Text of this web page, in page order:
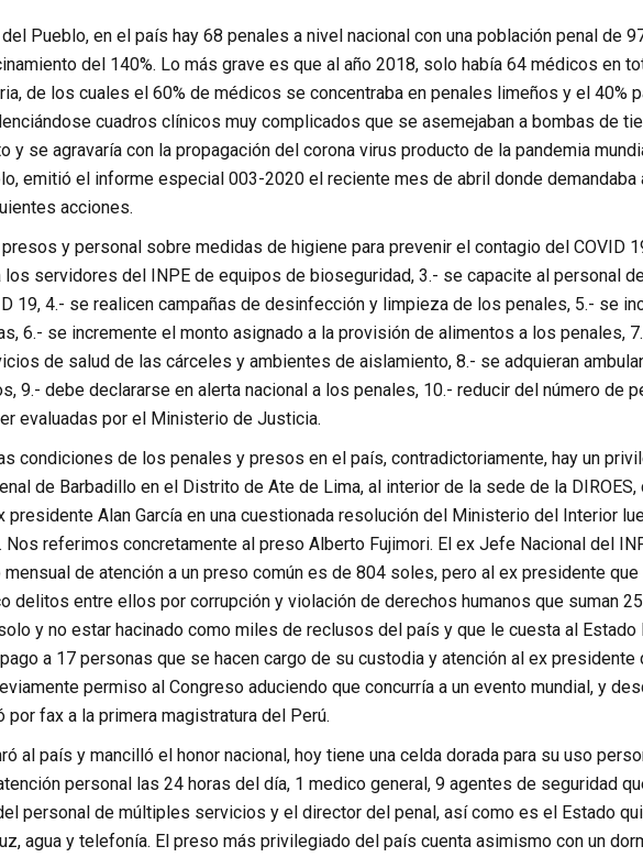
Pueblo, en el país hay 68 penales a nivel nacional con una población penal de
del 140%. Lo más grave es que al año 2018, solo había 64 médicos en
de los cuales el 60% de médicos se concentraba en penales limeños y el 40%
cuadros clínicos muy complicados que se asemejaban a bombas de
y se agravaría con la propagación del corona virus producto de la pandemia
emitió el informe especial 003-2020 el reciente mes de abril donde demandaba
acciones.
y personal sobre medidas de higiene para prevenir el contagio del COVID
los servidores del INPE de equipos de bioseguridad, 3.- se capacite al personal
19, 4.- se realicen campañas de desinfección y limpieza de los penales, 5.- se
6.- se incremente el monto asignado a la provisión de alimentos a los penales,
de salud de las cárceles y ambientes de aislamiento, 8.- se adquieran
9.- debe declararse en alerta nacional a los penales, 10.- reducir del número de
evaluadas por el Ministerio de Justicia.
condiciones de los penales y presos en el país, contradictoriamente, hay un
de Barbadillo en el Distrito de Ate de Lima, al interior de la sede de la
presidente Alan García en una cuestionada resolución del Ministerio del Interior
Nos referimos concretamente al preso Alberto Fujimori. El ex Jefe Nacional del
de atención a un preso común es de 804 soles, pero al ex presidente
delitos entre ellos por corrupción y violación de derechos humanos que suman
y no estar hacinado como miles de reclusos del país y que le cuesta al Estado
a 17 personas que se hacen cargo de su custodia y atención al ex presidente
permiso al Congreso aduciendo que concurría a un evento mundial, y
por fax a la primera magistratura del Perú.
al país y mancilló el honor nacional, hoy tiene una celda dorada para su uso
personal las 24 horas del día, 1 medico general, 9 agentes de seguridad
personal de múltiples servicios y el director del penal, así como es el Estado
agua y telefonía. El preso más privilegiado del país cuenta asimismo con un